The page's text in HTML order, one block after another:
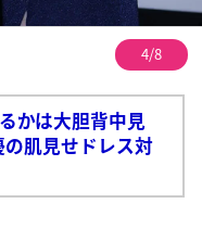
4/8
かは大胆背中見
肌見せドレス対